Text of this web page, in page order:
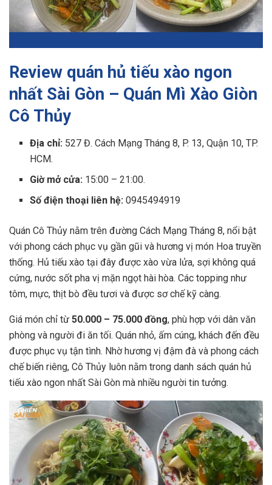
Review quán hủ tiếu xào ngon
nhất Sài Gòn – Quán Mì Xào Giòn
Cô Thủy
Địa chỉ: 527 Đ. Cách Mạng Tháng 8, P. 13, Quận 10, TP.
HCM.
Giờ mở cửa: 15:00 – 21:00.
Số điện thoại liên hệ: 0945494919
Quán Cô Thủy nằm trên đường Cách Mạng Tháng 8, nổi bật
với phong cách phục vụ gần gũi và hương vị món Hoa truyền
thống. Hủ tiếu xào tại đây được xào vừa lửa, sợi không quá
cứng, nước sốt pha vị mặn ngọt hài hòa. Các topping như
tôm, mực, thịt bò đều tươi và được sơ chế kỹ càng.
Giá món chỉ từ 50.000 – 75.000 đồng, phù hợp với dân văn
phòng và người đi ăn tối. Quán nhỏ, ấm cúng, khách đến đều
được phục vụ tận tình. Nhờ hương vị đậm đà và phong cách
chế biến riêng, Cô Thủy luôn nằm trong danh sách quán hủ
tiếu xào ngon nhất Sài Gòn mà nhiều người tin tưởng.